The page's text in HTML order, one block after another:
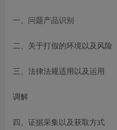
一、问题产品识别
二、关于打假的环境以及风险
三、法律法规适用以及运用
调解
四、证据采集以及获取方式